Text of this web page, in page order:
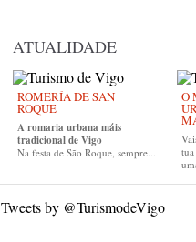
ATUALIDADE
ROMERÍA DE SAN
ROQUE
A romaria urbana máis
tradicional de Vigo
Na festa de São Roque, sempre...
O
Tweets by @TurismodeVigo